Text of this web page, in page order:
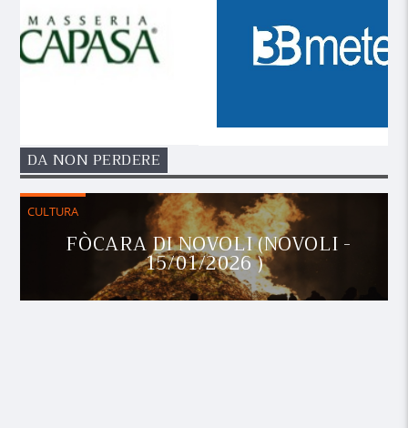
DA NON PERDERE
CULTURA
FÒCARA DI NOVOLI (NOVOLI -
15/01/2026 )